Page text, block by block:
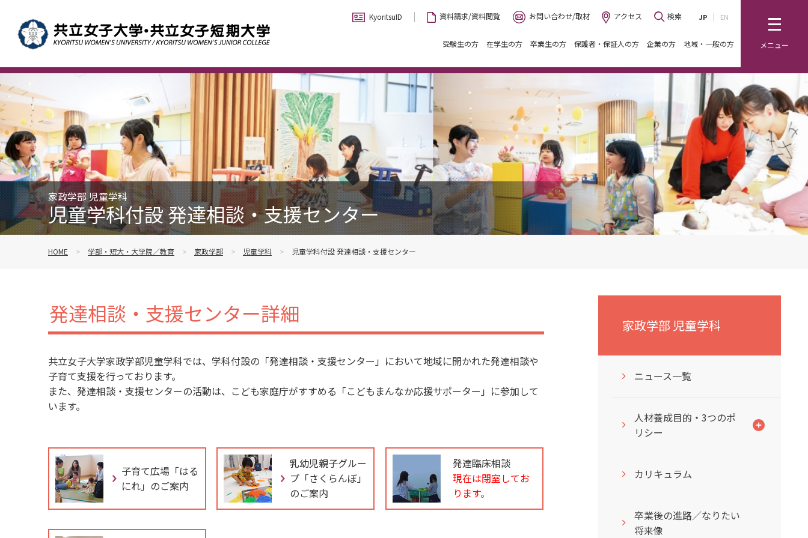
メニュー
検索 JP EN
KyoritsuID 資料請求/資料閲覧 お問い合わせ/取材 アクセス
受験生の方 在学生の方 卒業生の方 保護者・保証人の方 企業の方 地域・一般の方
家政学部 児童学科
児童学科付設 発達相談・支援センター
HOME 学部・短大・大学院／教育 家政学部 児童学科 児童学科付設 発達相談・支援センター
発達相談・支援センター詳細
共立女子大学家政学部児童学科では、学科付設の「発達相談・支援センター」において地域に開かれた発達相談や
子育て支援を行っております。
また、発達相談・支援センターの活動は、こども家庭庁がすすめる「こどもまんなか応援サポーター」に参加して
います。
子育て広場「はる
にれ」のご案内
乳幼児親子グルー
プ「さくらんぼ」
のご案内
発達臨床相談
現在は閉室してお
ります。
家政学部 児童学科
ニュース一覧
人材養成目的・3つのポ
リシー
カリキュラム
卒業後の進路／なりたい
将来像